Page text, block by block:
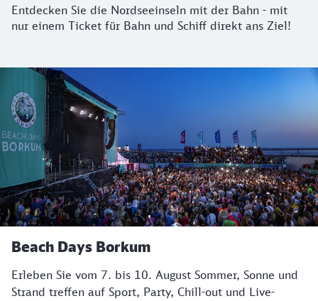
Entdecken Sie die Nordseeinseln mit der Bahn - mit
nur einem Ticket für Bahn und Schiff direkt ans Ziel!
Beach Days Borkum
Erleben Sie vom 7. bis 10. August Sommer, Sonne und
Strand treffen auf Sport, Party, Chill-out und Live-